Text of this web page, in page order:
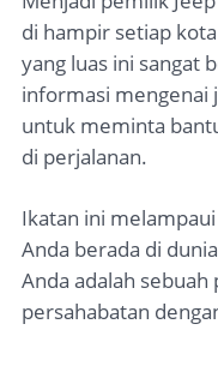
di hampir setiap
yang luas ini sangat
informasi mengenai
untuk meminta
di perjalanan.
Ikatan ini
Anda berada di
Anda adalah
persahabatan